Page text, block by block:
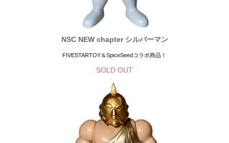
NSC NEW chapter シルバーマン
FIVESTARTOY＆SpiceSeedコラボ商品！
SOLD OUT